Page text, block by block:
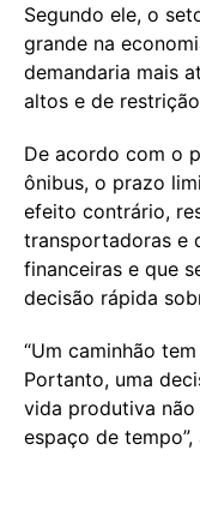
Segundo ele, o
grande na
demandaria mais
altos e de
De acordo com o
ônibus, o prazo
efeito contrário,
transportadoras e
financeiras e que
decisão rápida
“Um caminhão
Portanto, uma
vida produtiva
espaço de tempo”,